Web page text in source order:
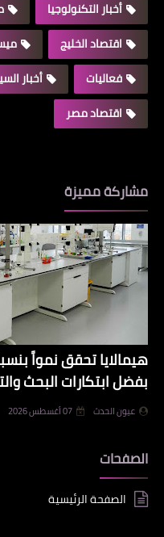
أخبار التكنولوجيا
اقتصاد الخليج
فعاليات
أخبار
اقتصاد مصر
مشاركة مميزة
بفضل ابتكارات البحث
عيون الحدث 07 أغسطس 2026
الصفحات
الصفحة الرئيسية